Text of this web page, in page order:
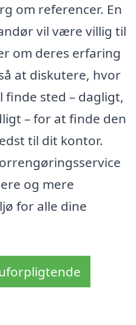
om referencer. En
vil være villig til
om deres erfaring
at diskutere, hvor
sted – dagligt,
– for at finde den
til dit kontor.
og mere
for alle dine